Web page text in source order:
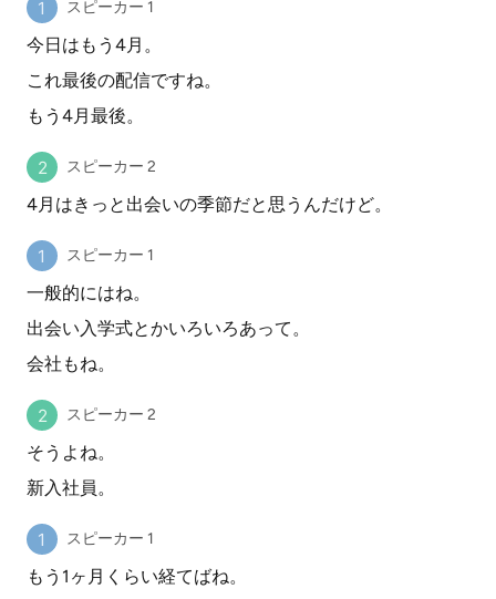
スピーカー 1
今日はもう4月。
これ最後の配信ですね。
もう4月最後。
スピーカー 2
4月はきっと出会いの季節だと思うんだけど。
スピーカー 1
一般的にはね。
出会い入学式とかいろいろあって。
会社もね。
スピーカー 2
そうよね。
新入社員。
スピーカー 1
もう1ヶ月くらい経てばね。